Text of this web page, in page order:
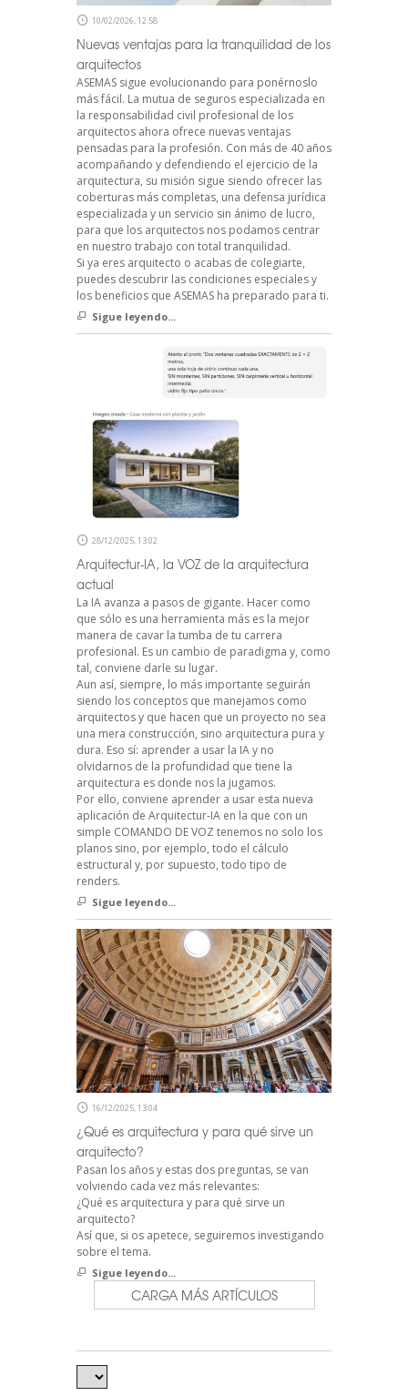
10/02/2026, 12:58
Nuevas ventajas para la tranquilidad de los
arquitectos
ASEMAS sigue evolucionando para ponérnoslo
más fácil. La mutua de seguros especializada en
la responsabilidad civil profesional de los
arquitectos ahora ofrece nuevas ventajas
pensadas para la profesión. Con más de 40 años
acompañando y defendiendo el ejercicio de la
arquitectura, su misión sigue siendo ofrecer las
coberturas más completas, una defensa jurídica
especializada y un servicio sin ánimo de lucro,
para que los arquitectos nos podamos centrar
en nuestro trabajo con total tranquilidad.
Si ya eres arquitecto o acabas de colegiarte,
puedes descubrir las condiciones especiales y
los beneficios que ASEMAS ha preparado para ti.
Sigue leyendo...
28/12/2025, 13:02
Arquitectur-IA, la VOZ de la arquitectura
actual
La IA avanza a pasos de gigante. Hacer como
que sólo es una herramienta más es la mejor
manera de cavar la tumba de tu carrera
profesional. Es un cambio de paradigma y, como
tal, conviene darle su lugar.
Aun así, siempre, lo más importante seguirán
siendo los conceptos que manejamos como
arquitectos y que hacen que un proyecto no sea
una mera construcción, sino arquitectura pura y
dura. Eso sí: aprender a usar la IA y no
olvidarnos de la profundidad que tiene la
arquitectura es donde nos la jugamos.
Por ello, conviene aprender a usar esta nueva
aplicación de Arquitectur-IA en la que con un
simple COMANDO DE VOZ tenemos no solo los
planos sino, por ejemplo, todo el cálculo
estructural y, por supuesto, todo tipo de
renders.
Sigue leyendo...
16/12/2025, 13:04
¿Qué es arquitectura y para qué sirve un
arquitecto?
Pasan los años y estas dos preguntas, se van
volviendo cada vez más relevantes:
¿Qué es arquitectura y para qué sirve un
arquitecto?
Así que, si os apetece, seguiremos investigando
sobre el tema.
Sigue leyendo...
CARGA MÁS ARTÍCULOS